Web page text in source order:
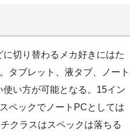
切り替わるメカ好きにはた
タブレット、液タブ、ノート
い方が可能となる。15イン
ペックでノートPCとしては
クラスはスペックは落ちる